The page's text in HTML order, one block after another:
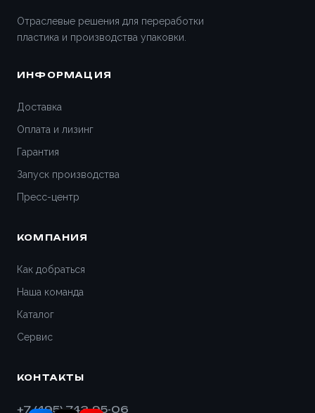
Отраслевые решения для переработки
пластика и производства упаковки.
ИНФОРМАЦИЯ
Доставка
Оплата и лизинг
Гарантия
Запуск производства
Пресс-центр
КОМПАНИЯ
Как добраться
Наша команда
Каталог
Сервис
КОНТАКТЫ
+7 (495) 743-95-06